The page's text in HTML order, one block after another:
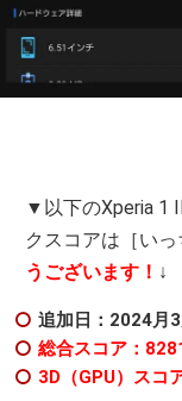
▼以下のXperia 1
クスコアは［い
うございます！ ↓
追加日：2024月
総合スコア：
3D（GPU）スコ